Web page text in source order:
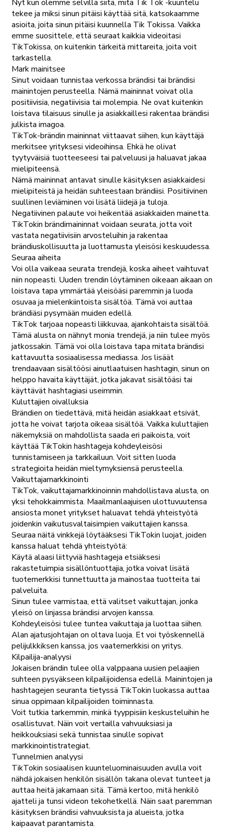
Nyt kun olemme selvillä siitä, mitä Tik Tok -kuuntelu
tekee ja miksi sinun pitäisi käyttää sitä, katsokaamme
asioita, joita sinun pitäisi kuunnella Tik Tokissa. Vaikka
emme suosittele, että seuraat kaikkia videoitasi
TikTokissa, on kuitenkin tärkeitä mittareita, joita voit
tarkastella.
Mark mainitsee
Sinut voidaan tunnistaa verkossa brändisi tai brändisi
mainintojen perusteella. Nämä maininnat voivat olla
positiivisia, negatiivisia tai molempia. Ne ovat kuitenkin
loistava tilaisuus sinulle ja asiakkaillesi rakentaa brändisi
julkista imagoa.
TikTok-brändin maininnat viittaavat siihen, kun käyttäjä
merkitsee yrityksesi videoihinsa. Ehkä he olivat
tyytyväisiä tuotteeseesi tai palveluusi ja haluavat jakaa
mielipiteensä.
Nämä maininnat antavat sinulle käsityksen asiakkaidesi
mielipiteistä ja heidän suhteestaan brändiisi. Positiivinen
suullinen leviäminen voi lisätä liidejä ja tuloja.
Negatiivinen palaute voi heikentää asiakkaiden mainetta.
TikTokin brändimaininnat voidaan seurata, jotta voit
vastata negatiivisiin arvosteluihin ja rakentaa
brändiuskollisuutta ja luottamusta yleisösi keskuudessa.
Seuraa aiheita
Voi olla vaikeaa seurata trendejä, koska aiheet vaihtuvat
niin nopeasti. Uuden trendin löytäminen oikeaan aikaan on
loistava tapa ymmärtää yleisöäsi paremmin ja luoda
osuvaa ja mielenkiintoista sisältöä. Tämä voi auttaa
brändiäsi pysymään muiden edellä.
TikTok tarjoaa nopeasti liikkuvaa, ajankohtaista sisältöä.
Tämä alusta on nähnyt monia trendejä, ja niin tulee myös
jatkossakin. Tämä voi olla loistava tapa mitata brändisi
kattavuutta sosiaalisessa mediassa. Jos lisäät
trendaavaan sisältöösi ainutlaatuisen hashtagin, sinun on
helppo havaita käyttäjät, jotka jakavat sisältöäsi tai
käyttävät hashtagiasi useimmin.
Kuluttajien oivalluksia
Brändien on tiedettävä, mitä heidän asiakkaat etsivät,
jotta he voivat tarjota oikeaa sisältöä. Vaikka kuluttajien
näkemyksiä on mahdollista saada eri paikoista, voit
käyttää TikTokin hashtageja kohdeyleisösi
tunnistamiseen ja tarkkailuun. Voit sitten luoda
strategioita heidän mieltymyksiensä perusteella.
Vaikuttajamarkkinointi
TikTok, vaikuttajamarkkinoinnin mahdollistava alusta, on
yksi tehokkaimmista. Maailmanlaajuisen ulottuvuutensa
ansiosta monet yritykset haluavat tehdä yhteistyötä
joidenkin vaikutusvaltaisimpien vaikuttajien kanssa.
Seuraa näitä vinkkejä löytääksesi TikTokin luojat, joiden
kanssa haluat tehdä yhteistyötä:
Käytä alaasi liittyviä hashtageja etsiäksesi
rakastetuimpia sisällöntuottajia, jotka voivat lisätä
tuotemerkkisi tunnettuutta ja mainostaa tuotteita tai
palveluita.
Sinun tulee varmistaa, että valitset vaikuttajan, jonka
yleisö on linjassa brändisi arvojen kanssa.
Kohdeyleisösi tulee tuntea vaikuttaja ja luottaa siihen.
Alan ajatusjohtajan on oltava luoja. Et voi työskennellä
pelijulkkiksen kanssa, jos vaatemerkkisi on yritys.
Kilpailija-analyysi
Jokaisen brändin tulee olla valppaana uusien pelaajien
suhteen pysyäkseen kilpailijoidensa edellä. Mainintojen ja
hashtagejen seuranta tietyssä TikTokin luokassa auttaa
sinua oppimaan kilpailijoiden toiminnasta.
Voit tutkia tarkemmin, minkä tyyppisiin keskusteluihin he
osallistuvat. Näin voit vertailla vahvuuksiasi ja
heikkouksiasi sekä tunnistaa sinulle sopivat
markkinointistrategiat.
Tunnelmien analyysi
TikTokin sosiaalisen kuunteluominaisuuden avulla voit
nähdä jokaisen henkilön sisällön takana olevat tunteet ja
auttaa heitä jakamaan sitä. Tämä kertoo, mitä henkilö
ajatteli ja tunsi videon tekohetkellä. Näin saat paremman
käsityksen brändisi vahvuuksista ja alueista, jotka
kaipaavat parantamista.